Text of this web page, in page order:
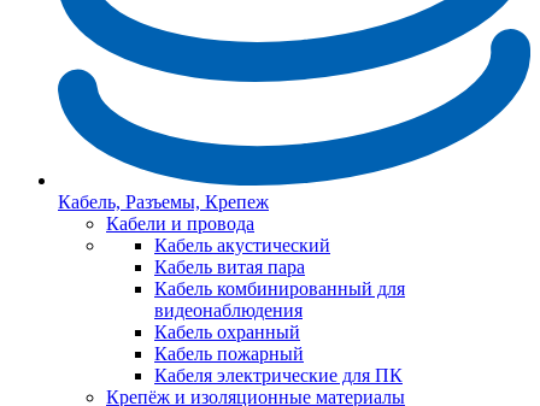
Кабель, Разъемы, Крепеж
Кабели и провода
Кабель акустический
Кабель витая пара
Кабель комбинированный для
видеонаблюдения
Кабель охранный
Кабель пожарный
Кабеля электрические для ПК
Крепёж и изоляционные материалы